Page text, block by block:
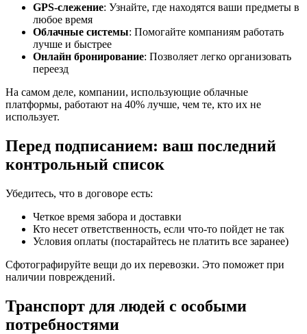
GPS-слежение: Узнайте, где находятся ваши предметы в
любое время
Облачные системы: Помогайте компаниям работать
лучше и быстрее
Онлайн бронирование: Позволяет легко организовать
переезд
На самом деле, компании, использующие облачные
платформы, работают на 40% лучше, чем те, кто их не
использует.
Перед подписанием: ваш последний
контрольный список
Убедитесь, что в договоре есть:
Четкое время забора и доставки
Кто несет ответственность, если что-то пойдет не так
Условия оплаты (постарайтесь не платить все заранее)
Сфотографируйте вещи до их перевозки. Это поможет при
наличии повреждений.
Транспорт для людей с особыми
потребностями